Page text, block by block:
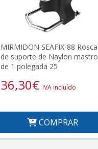
MIRMIDON SEAFIX-88 Rosca
de suporte de Naylon mastro
de 1 polegada 25
36,30€ IVA incluído
COMPRAR